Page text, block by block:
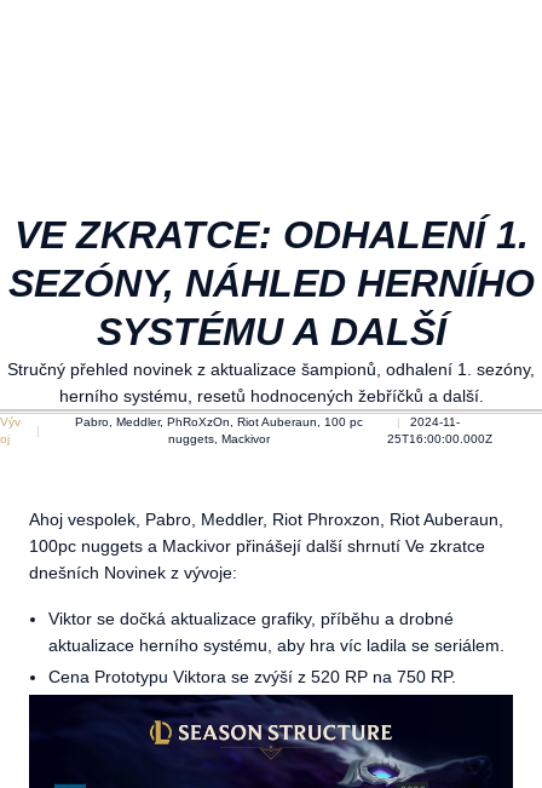
VE ZKRATCE: ODHALENÍ 1.
SEZÓNY, NÁHLED HERNÍHO
SYSTÉMU A DALŠÍ
Stručný přehled novinek z aktualizace šampionů, odhalení 1. sezóny,
herního systému, resetů hodnocených žebříčků a další.
Výv
oj
Pabro, Meddler, PhRoXzOn, Riot Auberaun, 100 pc
nuggets, Mackivor
2024-11-
25T16:00:00.000Z
Ahoj vespolek, Pabro, Meddler, Riot Phroxzon, Riot Auberaun,
100pc nuggets a Mackivor přinášejí další shrnutí Ve zkratce
dnešních Novinek z vývoje:
Viktor se dočká aktualizace grafiky, příběhu a drobné
aktualizace herního systému, aby hra víc ladila se seriálem.
Cena Prototypu Viktora se zvýší z 520 RP na 750 RP.